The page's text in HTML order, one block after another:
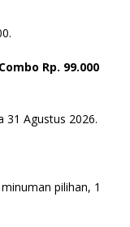
Rp. 99.000
31 Agustus 2026.
pilihan, 1